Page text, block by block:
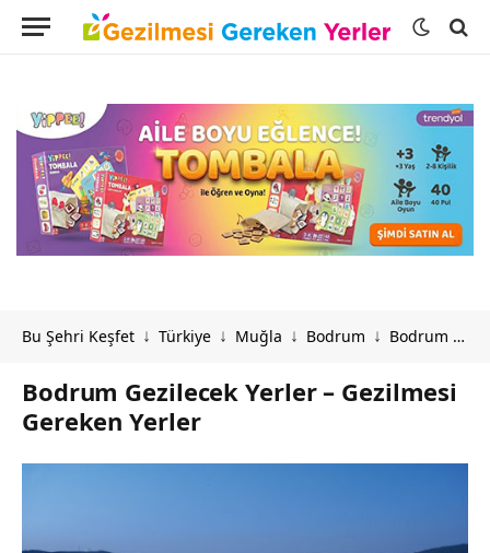
Bu Şehri Keşfet ↓ Türkiye ↓ Muğla ↓ Bodrum ↓ Bodrum Gezilecek Yerler – Gezilmesi Gereken Yerler
Bodrum Gezilecek Yerler – Gezilmesi
Gereken Yerler